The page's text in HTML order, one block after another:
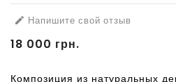
 Напишите свой отзыв
18 000 грн.
Композиция из натуральных